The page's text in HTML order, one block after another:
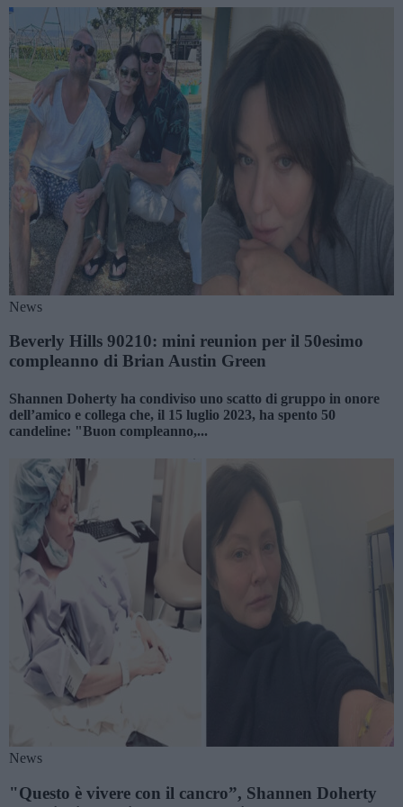
News
Beverly Hills 90210: mini reunion per il 50esimo
compleanno di Brian Austin Green
Shannen Doherty ha condiviso uno scatto di gruppo in onore
dell’amico e collega che, il 15 luglio 2023, ha spento 50
candeline: "Buon compleanno,...
News
"Questo è vivere con il cancro”, Shannen Doherty